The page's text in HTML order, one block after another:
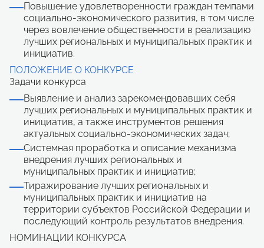
Повышение удовлетворенности граждан темпами
социально-экономического развития, в том числе
через вовлечение общественности в реализацию
лучших региональных и муниципальных практик и
инициатив.
ПОЛОЖЕНИЕ О КОНКУРСЕ
Задачи конкурса
Выявление и анализ зарекомендовавших себя
лучших региональных и муниципальных практик и
инициатив, а также инструментов решения
актуальных социально-экономических задач;
Системная проработка и описание механизма
внедрения лучших региональных и
муниципальных практик и инициатив;
Тиражирование лучших региональных и
муниципальных практик и инициатив на
территории субъектов Российской Федерации и
последующий контроль результатов внедрения.
НОМИНАЦИИ КОНКУРСА